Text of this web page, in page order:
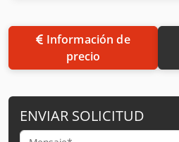
precio
ENVIAR SOLICITUD